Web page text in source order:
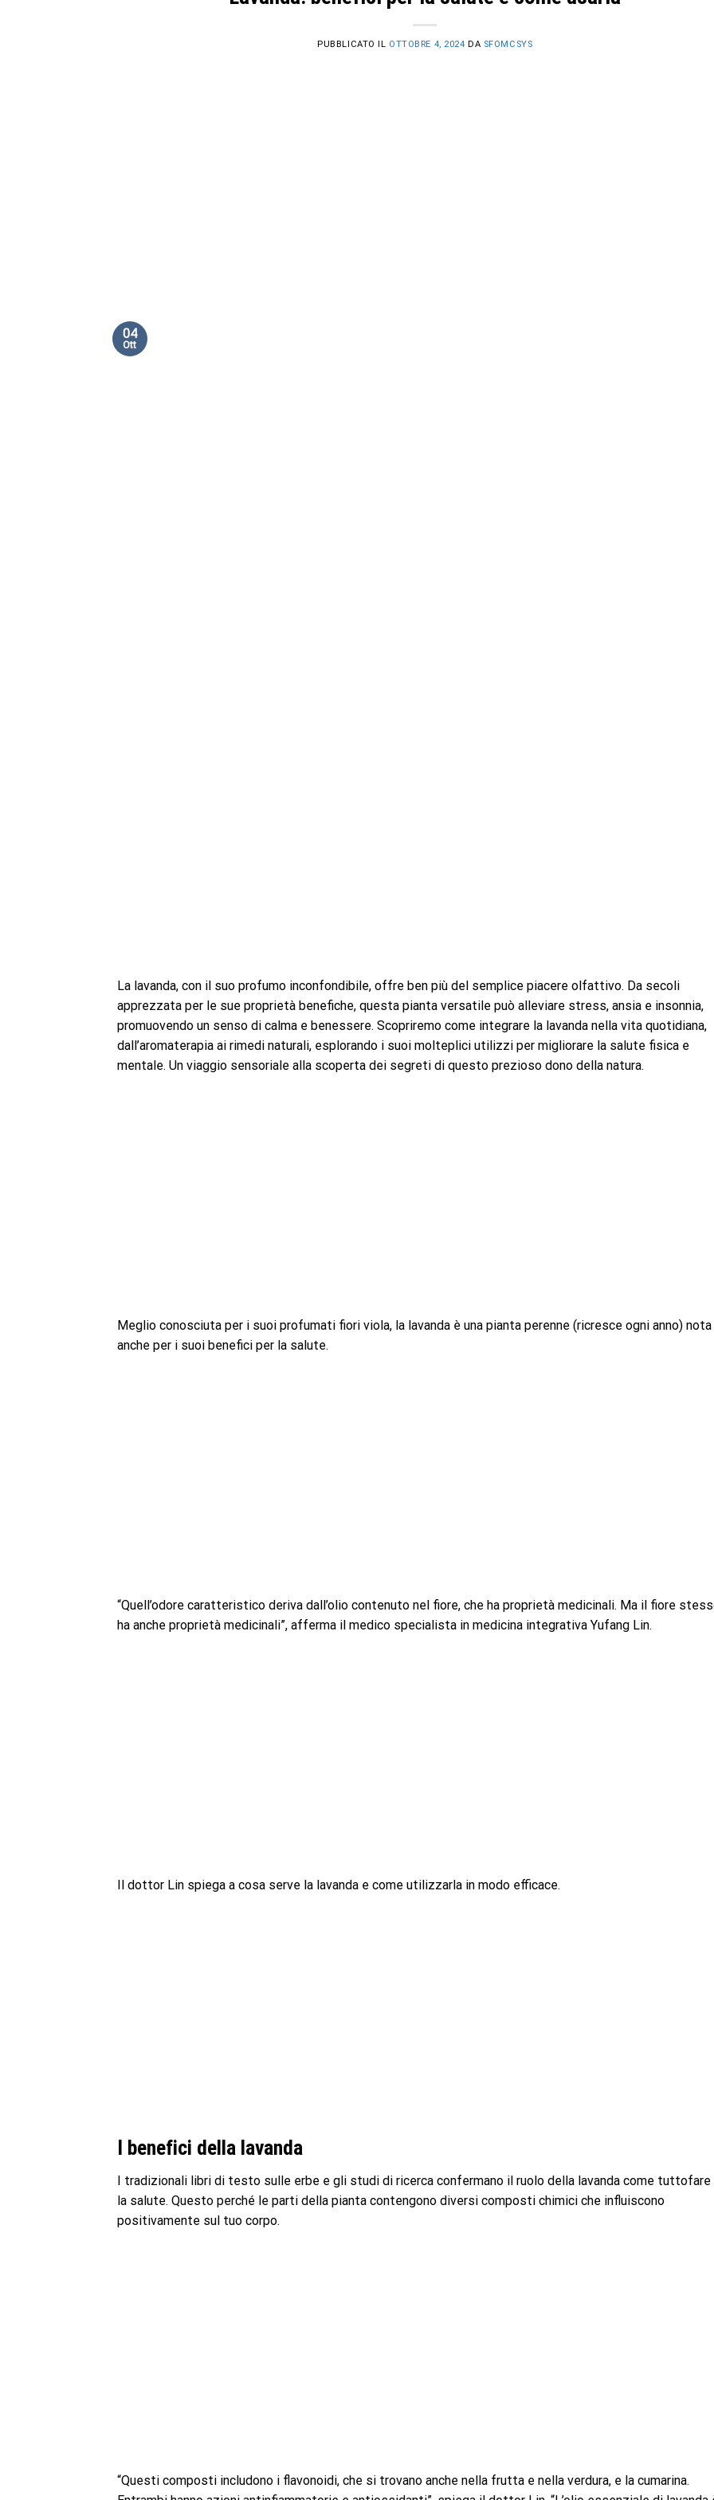
PUBBLICATO IL OTTOBRE 4, 2024 DA SFOMCSYS
04
Ott
La lavanda, con il suo profumo inconfondibile, offre ben più del semplice piacere olfattivo. Da secoli
apprezzata per le sue proprietà benefiche, questa pianta versatile può alleviare stress, ansia e insonnia,
promuovendo un senso di calma e benessere. Scopriremo come integrare la lavanda nella vita quotidiana,
dall’aromaterapia ai rimedi naturali, esplorando i suoi molteplici utilizzi per migliorare la salute fisica e
mentale. Un viaggio sensoriale alla scoperta dei segreti di questo prezioso dono della natura.
Meglio conosciuta per i suoi profumati fiori viola, la lavanda è una pianta perenne (ricresce ogni anno) nota
anche per i suoi benefici per la salute.
“Quell’odore caratteristico deriva dall’olio contenuto nel fiore, che ha proprietà medicinali. Ma il fiore
ha anche proprietà medicinali”, afferma il medico specialista in medicina integrativa Yufang Lin.
Il dottor Lin spiega a cosa serve la lavanda e come utilizzarla in modo efficace.
I benefici della lavanda
I tradizionali libri di testo sulle erbe e gli studi di ricerca confermano il ruolo della lavanda come tuttofare
la salute. Questo perché le parti della pianta contengono diversi composti chimici che influiscono
positivamente sul tuo corpo.
“Questi composti includono i flavonoidi, che si trovano anche nella frutta e nella verdura, e la cumarina.